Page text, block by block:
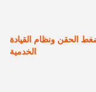
ضغط الحقن ونظام القيادة
الخدمية